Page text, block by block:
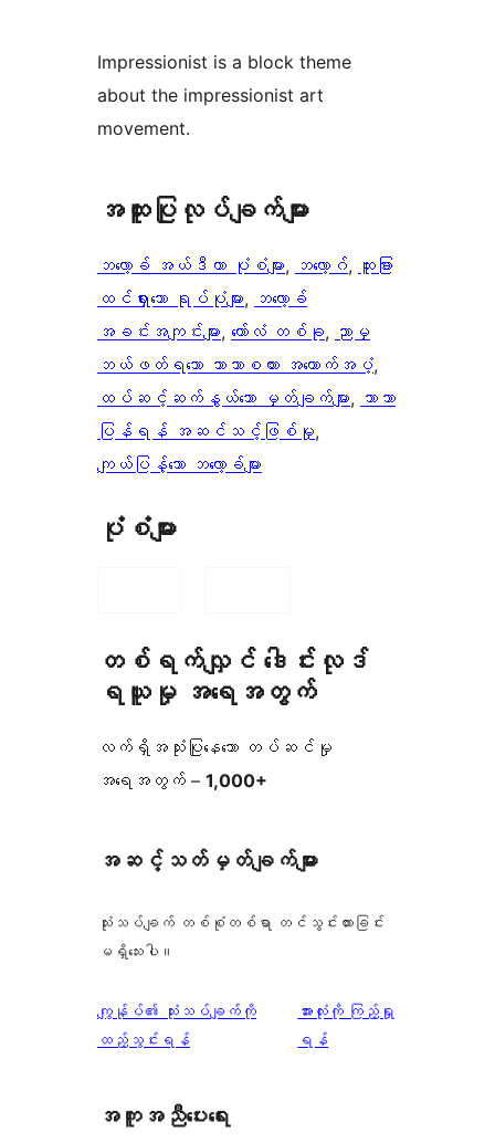
Impressionist is a block theme
about the impressionist art
movement.
အ​ထူး​ပြု​လုပ်​ချက်​များ
ဘလော့ခ် အယ်ဒီတာ ပုံစံများ, ဘလော့ဂ်, ထူးခြား
ထင်ရှားသော ရုပ်ပုံများ, ဘလော့ခ်
အခင်းအကျင်းများ, ကော်လံ တစ်ခု, ညာမှ
ဘယ်ဖတ်ရသော ဘာသာစကား အထောက်အပံ့
ထပ်ဆင့်ဆက်နွယ်သော မှတ်ချက်များ, ဘာသာ
ပြန်ရန် အဆင်သင့်ဖြစ်မှု
ကျယ်ပြန့်သော ဘလော့ခ်များ
ပုံစံများ
တစ်ရက်လျှင် ဒေါင်းလုဒ်
ရယူမှု အရေအတွက်
လက်ရှိအသုံးပြုနေသော တပ်ဆင်မှု
အရေအတွက် – 1,000+
အဆင့်သတ်မှတ်ချက်များ
သုံးသပ်ချက် တစ်စုံတစ်ရာ တင်သွင်းထားခြင်း
မရှိသေးပါ။
ကျွန်ုပ်၏ သုံးသပ်ချက်ကို
ထည့်သွင်းရန်
သုံးသပ်
ချက်
အားလုံးကို ကြည့်ရှု
ရန်
အကူအညီပေးရေး